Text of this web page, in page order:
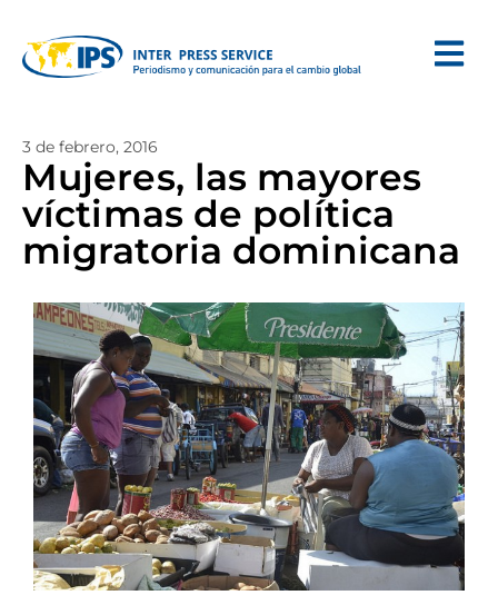
3 de febrero, 2016
Mujeres, las mayores
víctimas de política
migratoria dominicana